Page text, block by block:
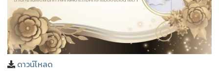
ดาวน์โหลด
❅ ❅